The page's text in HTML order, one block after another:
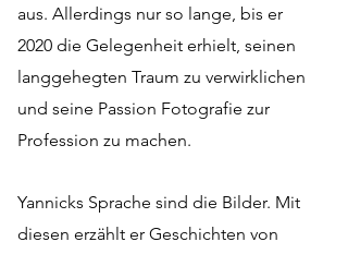
aus. Allerdings nur so lange, bis er
2020 die Gelegenheit erhielt, seinen
langgehegten Traum zu verwirklichen
und seine Passion Fotografie zur
Profession zu machen.
Yannicks Sprache sind die Bilder. Mit
diesen erzählt er Geschichten von